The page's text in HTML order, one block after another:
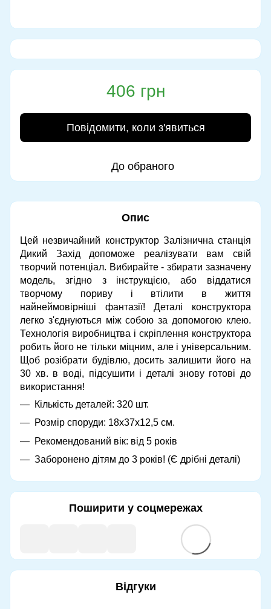
406 грн
Повідомити, коли з'явиться
До обраного
Опис
Цей незвичайний конструктор Залізнична станція
Дикий Захід допоможе реалізувати вам свій
творчий потенціал. Вибирайте - збирати зазначену
модель, згідно з інструкцією, або віддатися
творчому пориву і втілити в життя
найнеймовірніші фантазії! Деталі конструктора
легко з'єднуються між собою за допомогою клею.
Технологія виробництва і скріплення конструктора
робить його не тільки міцним, але і універсальним.
Щоб розібрати будівлю, досить залишити його на
30 хв. в воді, підсушити і деталі знову готові до
використання!
Кількість деталей: 320 шт.
Розмір споруди: 18х37х12,5 см.
Рекомендований вік: від 5 років
Заборонено дітям до 3 років! (Є дрібні деталі)
Поширити у соцмережах
Відгуки